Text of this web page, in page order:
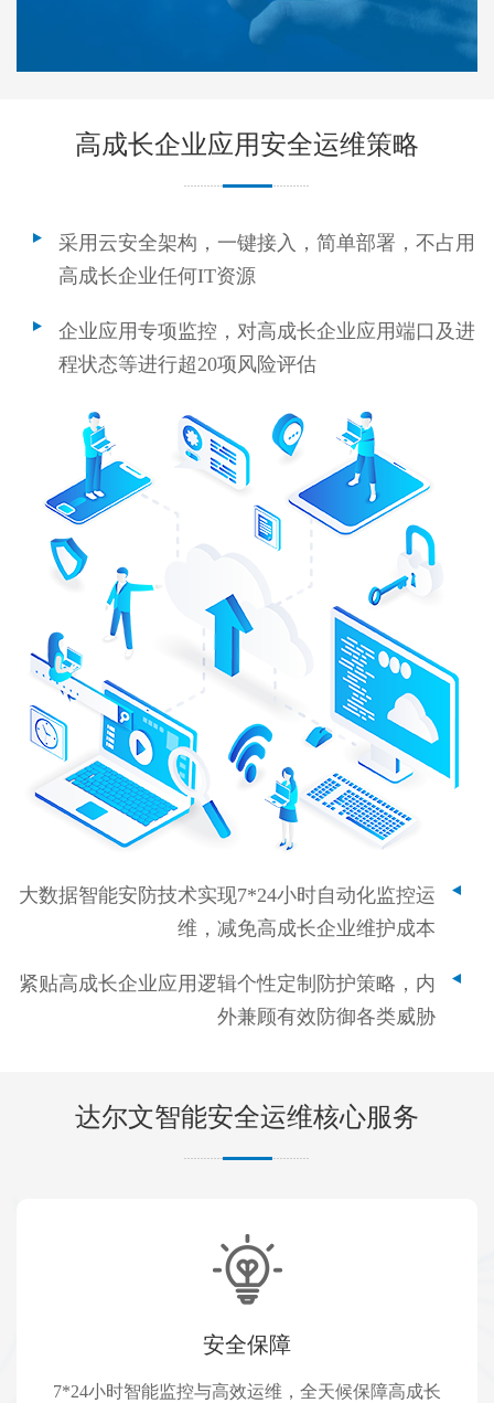
高成长企业应用安全运维策略
采用云安全架构，一键接入，简单部署，不占用
高成长企业任何IT资源
企业应用专项监控，对高成长企业应用端口及进
程状态等进行超20项风险评估
大数据智能安防技术实现7*24小时自动化监控运
维，减免高成长企业维护成本
紧贴高成长企业应用逻辑个性定制防护策略，内
外兼顾有效防御各类威胁
达尔文智能安全运维核心服务
安全保障
7*24小时智能监控与高效运维，全天候保障高成长